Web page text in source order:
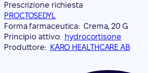
Prescrizione richiesta
PROCTOSEDYL
Forma farmaceutica: Crema, 20 G
Principio attivo: hydrocortisone
Produttore:
KARO HEALTHCARE AB